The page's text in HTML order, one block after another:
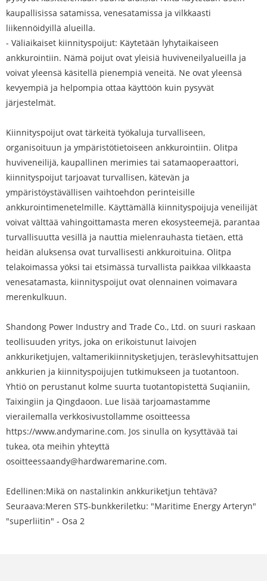
kaupallisissa satamissa, venesatamissa ja vilkkaasti
liikennöidyillä alueilla.
- Väliaikaiset kiinnityspoijut: Käytetään lyhytaikaiseen
ankkurointiin. Nämä poijut ovat yleisiä huviveneilyalueilla ja
voivat yleensä käsitellä pienempiä veneitä. Ne ovat yleensä
kevyempiä ja helpompia ottaa käyttöön kuin pysyvät
järjestelmät.
Kiinnityspoijut ovat tärkeitä työkaluja turvalliseen,
organisoituun ja ympäristötietoiseen ankkurointiin. Olitpa
huviveneilijä, kaupallinen merimies tai satamaoperaattori,
kiinnityspoijut tarjoavat turvallisen, kätevän ja
ympäristöystävällisen vaihtoehdon perinteisille
ankkurointimenetelmille. Käyttämällä kiinnityspoijuja veneilijät
voivat välttää vahingoittamasta meren ekosysteemejä, parantaa
turvallisuutta vesillä ja nauttia mielenrauhasta tietäen, että
heidän aluksensa ovat turvallisesti ankkuroituina. Olitpa
telakoimassa yöksi tai etsimässä turvallista paikkaa vilkkaasta
venesatamasta, kiinnityspoijut ovat olennainen voimavara
merenkulkuun.
Shandong Power Industry and Trade Co., Ltd. on suuri raskaan
teollisuuden yritys, joka on erikoistunut laivojen
ankkuriketjujen, valtamerikiinnitysketjujen, teräslevyhitsattujen
ankkurien ja kiinnityspoijujen tutkimukseen ja tuotantoon.
Yhtiö on perustanut kolme suurta tuotantopistettä Suqianiin,
Taixingiin ja Qingdaoon. Lue lisää tarjoamastamme
vierailemalla verkkosivustollamme osoitteessa
https://www.andymarine.com. Jos sinulla on kysyttävää tai
tukea, ota meihin yhteyttä
osoitteessaandy@hardwaremarine.com.
Edellinen:Mikä on nastalinkin ankkuriketjun tehtävä?
Seuraava:Meren STS-bunkkeriletku: "Maritime Energy Arteryn"
"superliitin" - Osa 2